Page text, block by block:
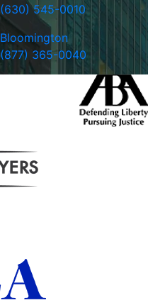
(630) 545-0010
Bloomington
(877) 365-0040